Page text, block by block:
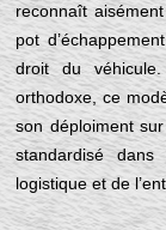
reconnaît
pot
droit du
orthodoxe, ce
son déploiment
standardisé
logistique et de